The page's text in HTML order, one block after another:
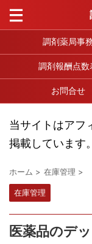
調剤薬局事
調剤報酬点数
お問合せ
当サイトはアフ
掲載しています。
ホーム > 在庫管理 >
在庫管理
医薬品のデ